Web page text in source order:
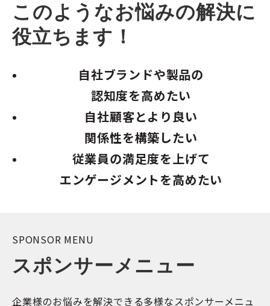
このようなお悩みの解決に
役立ちます！
自社ブランドや製品の
認知度を高めたい
自社顧客とより良い
関係性を構築したい
従業員の満足度を上げて
エンゲージメントを高めたい
SPONSOR MENU
スポンサーメニュー
企業様のお悩みを解決できる多様なスポンサーメニュ